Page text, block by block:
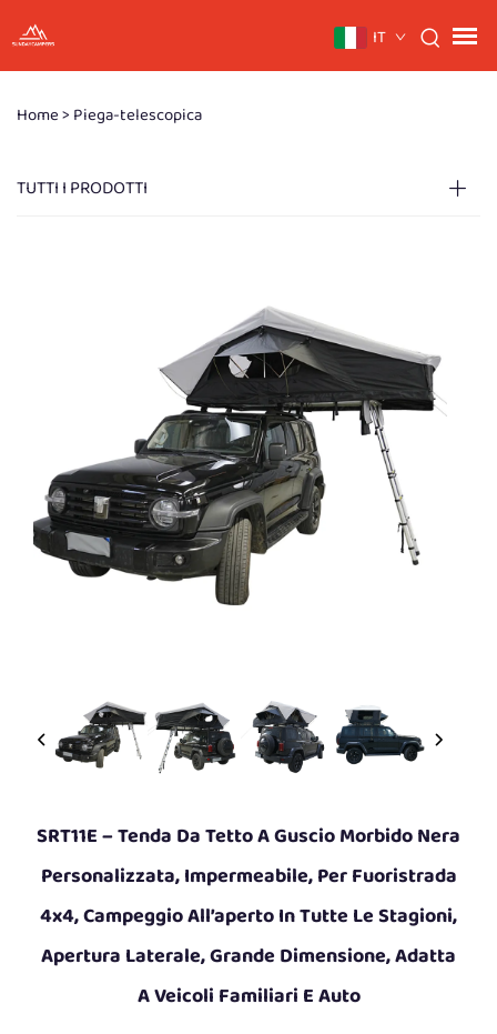
IT
Home > Piega-telescopica
TUTTI I PRODOTTI
SRT11E – Tenda Da Tetto A Guscio Morbido Nera
Personalizzata, Impermeabile, Per Fuoristrada
4x4, Campeggio All’aperto In Tutte Le Stagioni,
Apertura Laterale, Grande Dimensione, Adatta
A Veicoli Familiari E Auto